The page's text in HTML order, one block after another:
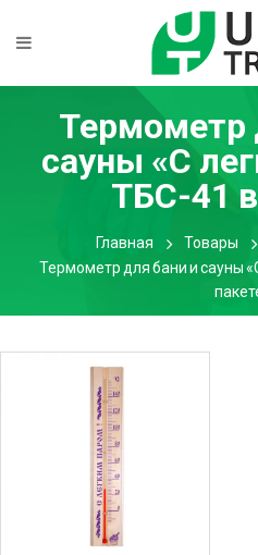
Термометр
сауны «С
ТБС-41
Главная Товары
Термометр для бани и сауны